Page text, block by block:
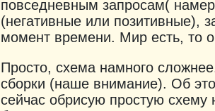
повседневным запросам(
(негативные или позитивные),
момент времени. Мир есть, то
Просто, схема намного
сборки (наше внимание). Об
сейчас обрисую простую